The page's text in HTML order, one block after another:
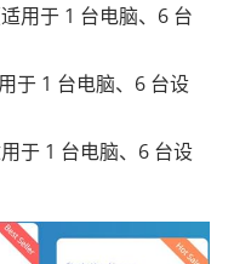
用于 1 台电脑、6 台
于 1 台电脑、6 台设
于 1 台电脑、6 台设